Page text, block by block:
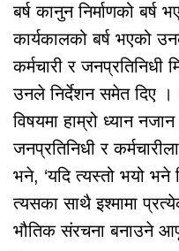
बर्ष कानुन निर्माणको बर्ष
कार्यकालको बर्ष भएको
कर्मचारी र जनप्रतिनिधी
उनले निर्देशन समेत दिए ।
विषयमा हाम्रो ध्यान
जनप्रतिनिधी र
भने, ‘यदि त्यस्तो भयो
त्यसका साथै इश्मामा
भौतिक संरचना बनाउने